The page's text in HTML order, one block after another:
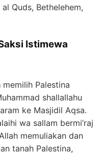
Quds, Bethelehem,
Istimewa
memilih Palestina
shallallahu
ke Masjidil Aqsa.
wa sallam bermi’raj
memuliakan dan
tanah Palestina,